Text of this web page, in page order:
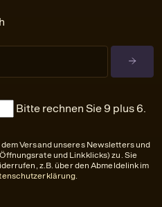
Bitte rechnen Sie 9 plus 6.
Versand unseres Newsletters und
und Linkklicks) zu. Sie
z.B. über den Abmeldelink im